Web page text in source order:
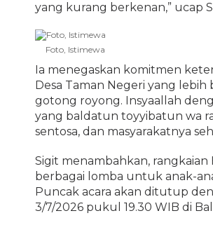
yang kurang berkenan,” ucap
Foto, Istimewa
Ia menegaskan komitmen
Desa Taman Negeri yang lebih
gotong royong. Insyaallah
yang baldatun toyyibatun wa
sentosa, dan masyarakatnya
Sigit menambahkan,
berbagai lomba untuk anak-
Puncak acara akan ditutup
3/7/2026 pukul 19.30 WIB di